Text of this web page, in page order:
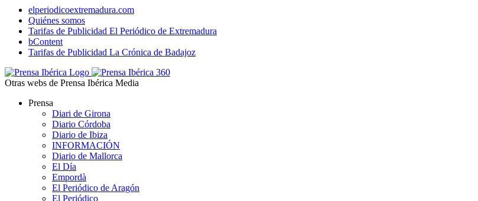
elperiodicoextremadura.com
Quiénes somos
Tarifas de Publicidad El Periódico de Extremadura
bContent
Tarifas de Publicidad La Crónica de Badajoz
Otras webs de Prensa Ibérica Media
Prensa
Diari de Girona
Diario Córdoba
Diario de Ibiza
INFORMACIÓN
Diario de Mallorca
El Día
Empordà
El Periódico de Aragón
El Periódico